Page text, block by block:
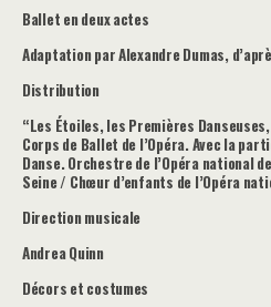
Ballet en deux actes
Adaptation par Alexandre Dumas,
Distribution
“Les Étoiles, les Premières
Corps de Ballet de l’Opéra. Avec la
Danse. Orchestre de l’Opéra national
Seine / Chœur d’enfants de l’Opéra
Direction musicale
Andrea Quinn
Décors et costumes